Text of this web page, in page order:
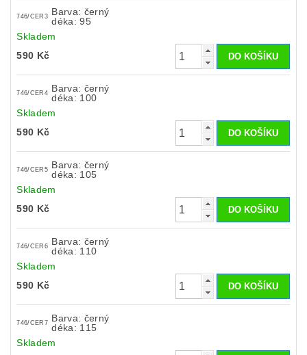
746/CER3
Barva: černý
déka: 95
Skladem
590 Kč
746/CER4
Barva: černý
déka: 100
Skladem
590 Kč
746/CER5
Barva: černý
déka: 105
Skladem
590 Kč
746/CER6
Barva: černý
déka: 110
Skladem
590 Kč
746/CER7
Barva: černý
déka: 115
Skladem